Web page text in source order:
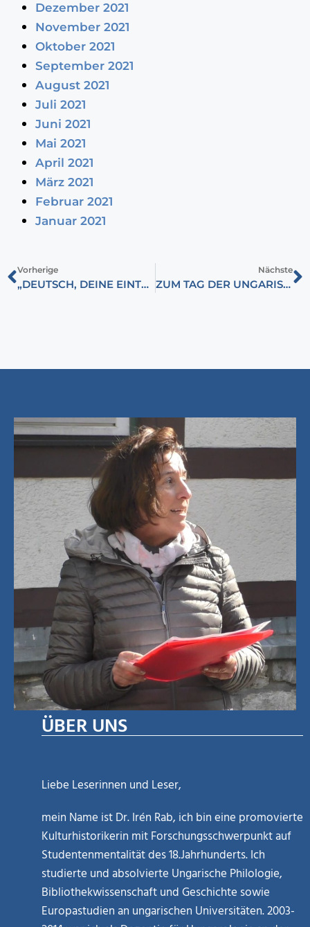
Dezember 2021
November 2021
Oktober 2021
September 2021
August 2021
Juli 2021
Juni 2021
Mai 2021
April 2021
März 2021
Februar 2021
Januar 2021
Vorherige
„DEUTSCH, DEINE EINTRITTSKARTE“
Nächste
ZUM TAG DER UNGARISCHEN DICHTUNG
ÜBER UNS
Liebe Leserinnen und Leser,
mein Name ist Dr. Irén Rab, ich bin eine promovierte
Kulturhistorikerin mit Forschungsschwerpunkt auf
Studentenmentalität des 18.Jahrhunderts. Ich
studierte und absolvierte Ungarische Philologie,
Bibliothekwissenschaft und Geschichte sowie
Europastudien an ungarischen Universitäten. 2003-